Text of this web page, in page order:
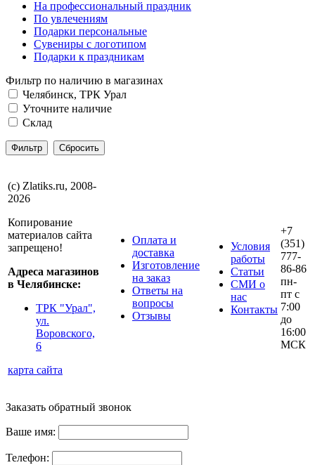
На профессиональный праздник
По увлечениям
Подарки персональные
Сувениры с логотипом
Подарки к праздникам
Фильтр по наличию в магазинах
Челябинск, ТРК Урал
Уточните наличие
Склад
(с) Zlatiks.ru, 2008-
2026
Копирование
материалов сайта
запрещено!
Адреса магазинов
в Челябинске:
ТРК "Урал",
ул.
Воровского,
6
карта сайта
Оплата и
доставка
Изготовление
на заказ
Ответы на
вопросы
Отзывы
Условия
работы
Статьи
СМИ о
нас
Контакты
+7
(351)
777-
86-86
пн-
пт с
7:00
до
16:00
МСК
Заказать обратный звонок
Ваше имя:
Телефон: